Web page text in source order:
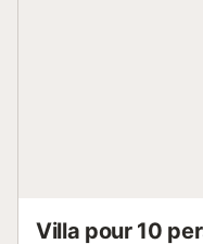
Villa pour 10